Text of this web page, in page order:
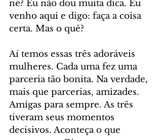
né? Eu não dou muita dica. Eu
venho aqui e digo: faça a coisa
certa. Mas o quê?
Aí temos essas três adoráveis
mulheres. Cada uma fez uma
parceria tão bonita. Na verdade,
mais que parcerias, amizades.
Amigas para sempre. As três
tiveram seus momentos
decisivos. Aconteça o que